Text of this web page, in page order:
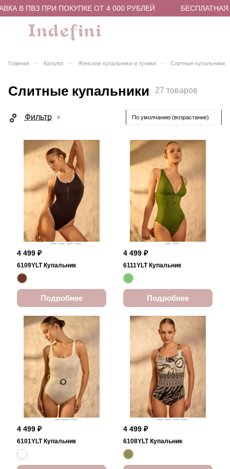
ПВЗ ПРИ ПОКУПКЕ ОТ 4 000 РУБЛЕЙ БЕСПЛАТНАЯ
Главная – Каталог – Женские купальники и туники – Слитные купальники
Слитные купальники 27 товаров
Фильтр По умолчанию (возрастание)
4 499 ₽
6109YLT Купальник
Подробнее
4 499 ₽
6111YLT Купальник
Подробнее
4 499 ₽
6101YLT Купальник
4 499 ₽
6108YLT Купальник